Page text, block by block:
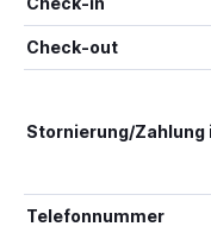
Check-out
Stornierung/Zahlung
Telefonnummer